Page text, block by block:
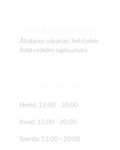
Általános vásárlási feltételek
Adatvédelmi tájékoztató
Hétfő: 12:00 - 20:00
Kedd: 12:00 - 20:00
Szerda: 12:00 - 20:00